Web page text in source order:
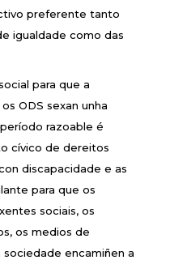
preferente tanto
igualdade como das
para que a
ODS sexan unha
razoable é
cívico de dereitos
discapacidade e as
para que os
sociais, os
os medios de
encamiñen a